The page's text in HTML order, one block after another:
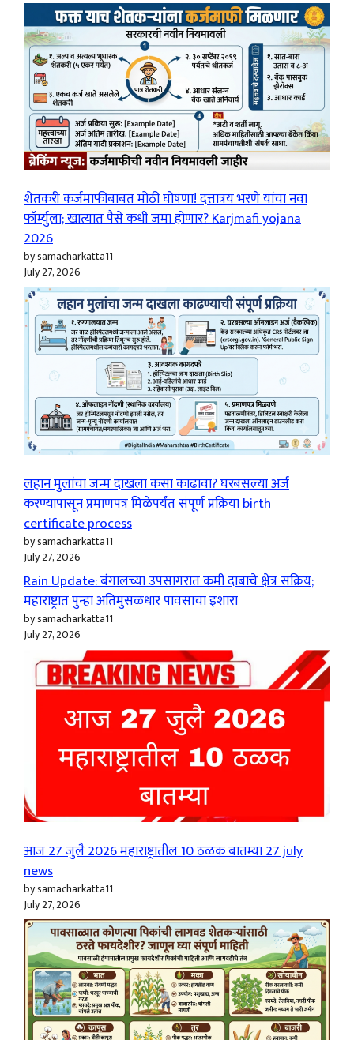
शेतकरी कर्जमाफीबाबत मोठी घोषणा! दत्तात्रय भरणे यांचा नवा
फॉर्म्युला; खात्यात पैसे कधी जमा होणार? Karjmafi yojana
2026
by samacharkatta11
July 27, 2026
लहान मुलांचा जन्म दाखला कसा काढावा? घरबसल्या अर्ज
करण्यापासून प्रमाणपत्र मिळेपर्यंत संपूर्ण प्रक्रिया birth
certificate process
by samacharkatta11
July 27, 2026
Rain Update: बंगालच्या उपसागरात कमी दाबाचे क्षेत्र सक्रिय;
महाराष्ट्रात पुन्हा अतिमुसळधार पावसाचा इशारा
by samacharkatta11
July 27, 2026
आज 27 जुलै 2026 महाराष्ट्रातील 10 ठळक बातम्या 27 july
news
by samacharkatta11
July 27, 2026